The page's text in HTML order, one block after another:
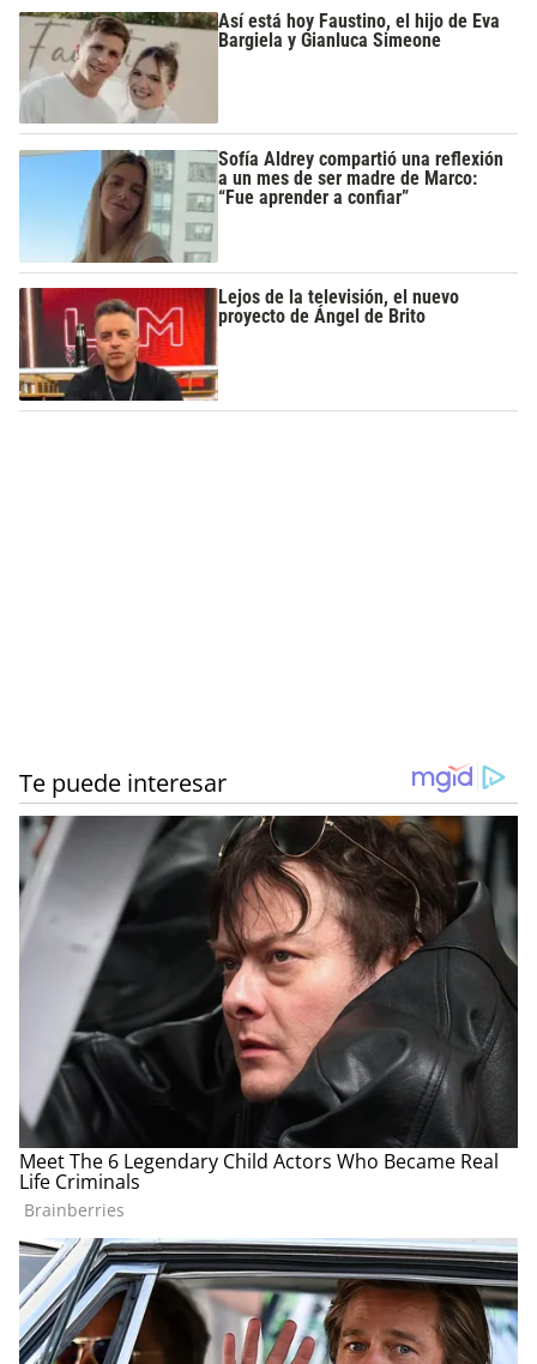
Así está hoy Faustino, el hijo de Eva
Bargiela y Gianluca Simeone
Sofía Aldrey compartió una reflexión
a un mes de ser madre de Marco:
“Fue aprender a confiar”
Lejos de la televisión, el nuevo
proyecto de Ángel de Brito